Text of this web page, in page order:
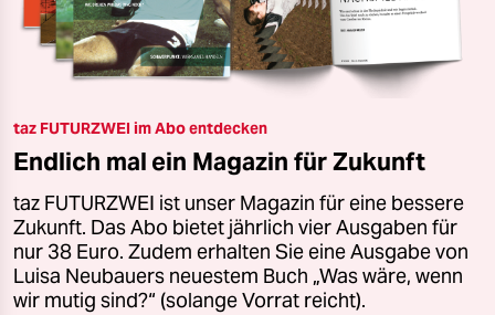
taz FUTURZWEI im Abo entdecken
Endlich mal ein Magazin für Zukunft
taz FUTURZWEI ist unser Magazin für eine bessere
Zukunft. Das Abo bietet jährlich vier Ausgaben für
nur 38 Euro. Zudem erhalten Sie eine Ausgabe von
Luisa Neubauers neuestem Buch „Was wäre, wenn
wir mutig sind?“ (solange Vorrat reicht).